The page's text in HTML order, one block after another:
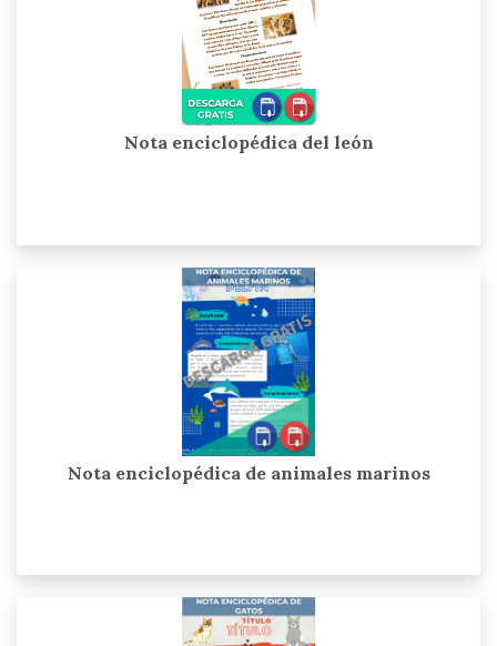
Nota enciclopédica del león
Nota enciclopédica de animales marinos